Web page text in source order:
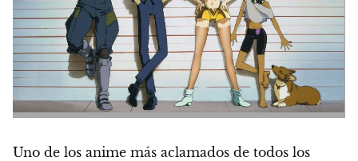
Uno de los anime más aclamados de todos los